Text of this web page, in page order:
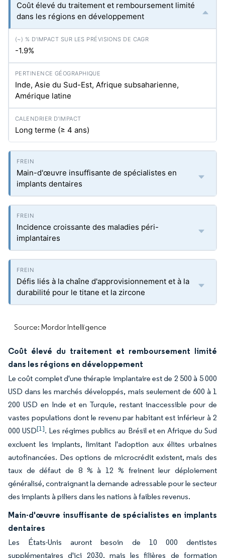
Coût élevé du traitement et remboursement limité
dans les régions en développement
-1.9%
Inde, Asie du Sud-Est, Afrique subsaharienne,
Amérique latine
Long terme (≥ 4 ans)
Main-d'œuvre insuffisante de spécialistes en
implants dentaires
Incidence croissante des maladies péri-
implantaires
Défis liés à la chaîne d'approvisionnement et à la
durabilité pour le titane et la zircone
Source: Mordor Intelligence
Coût élevé du traitement et remboursement limité
dans les régions en développement
Le coût complet d'une thérapie implantaire est de 2 500 à 5 000
USD dans les marchés développés, mais seulement de 600 à 1
200 USD en Inde et en Turquie, restant inaccessible pour de
vastes populations dont le revenu par habitant est inférieur à 2
000 USD[1]. Les régimes publics au Brésil et en Afrique du Sud
excluent les implants, limitant l'adoption aux élites urbaines
autofinancées. Des options de microcrédit existent, mais des
taux de défaut de 8 % à 12 % freinent leur déploiement
généralisé, contraignant la demande adressable pour le secteur
des implants à piliers dans les nations à faibles revenus.
Main-d'œuvre insuffisante de spécialistes en implants
dentaires
Les États-Unis auront besoin de 10 000 dentistes
supplémentaires d'ici 2030, mais les filières de formation